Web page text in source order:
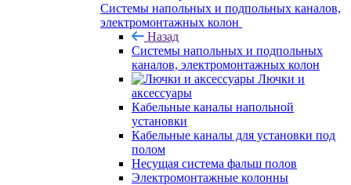
Системы напольных и подпольных каналов,
электромонтажных колон
Назад
Системы напольных и подпольных
каналов, электромонтажных колон
Лючки и
аксессуары
Кабельные каналы напольной
установки
Кабельные каналы для установки под
полом
Несущая система фальш полов
Электромонтажные колонны